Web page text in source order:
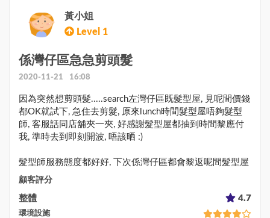
黃小姐
Level 1
係灣仔區急急剪頭髮
2020-11-21 16:08
因為突然想剪頭髮.....search左灣仔區既髮型屋, 見呢間價錢
都OK就試下, 急住去剪髮, 原來lunch時間髮型屋唔夠髮型
師, 客服話同店舖夾一夾, 好感謝髮型屋都抽到時間黎應付
我, 準時去到即刻開波, 唔該晒 :)
髮型師服務態度都好好, 下次係灣仔區都會黎返呢間髮型屋
顧客評分
整體 4.7
環境設施